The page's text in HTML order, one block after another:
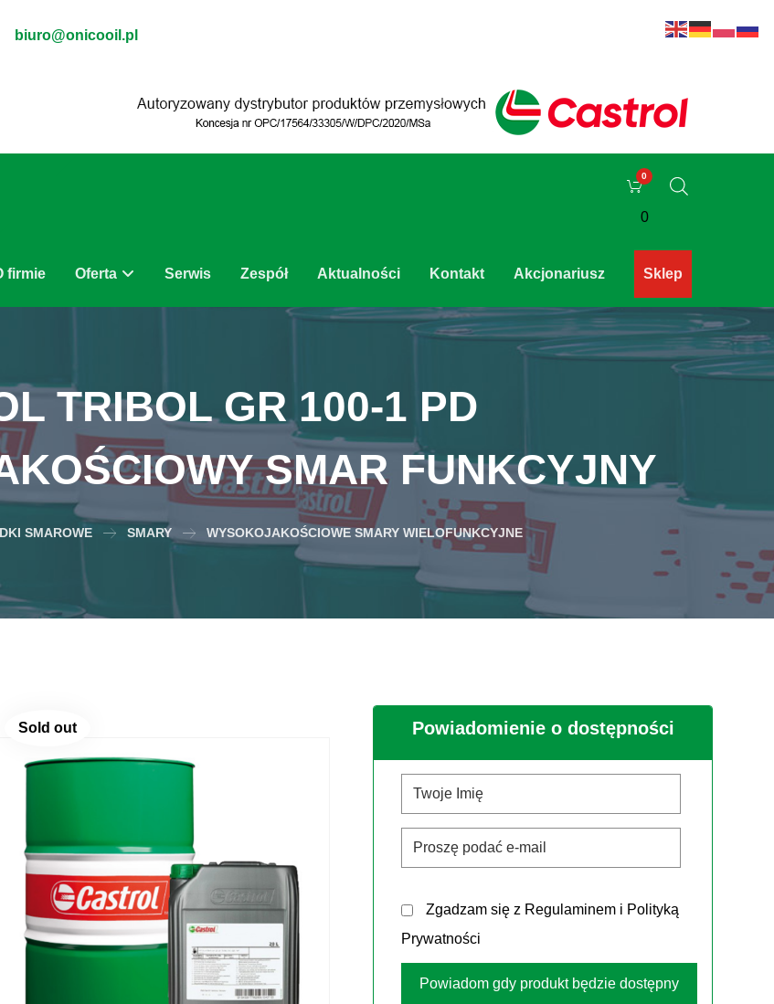
biuro@onicooil.pl
0
firmie Oferta Serwis Zespół Aktualności Kontakt Akcjonariusz Sklep
TRIBOL GR 100-1 PD
SMAR FUNKCYJNY
SMAROWE SMARY WYSOKOJAKOŚCIOWE SMARY WIELOFUNKCYJNE
Sold out Powiadomienie o dostępności
Zgadzam się z Regulaminem i Polityką
Prywatności